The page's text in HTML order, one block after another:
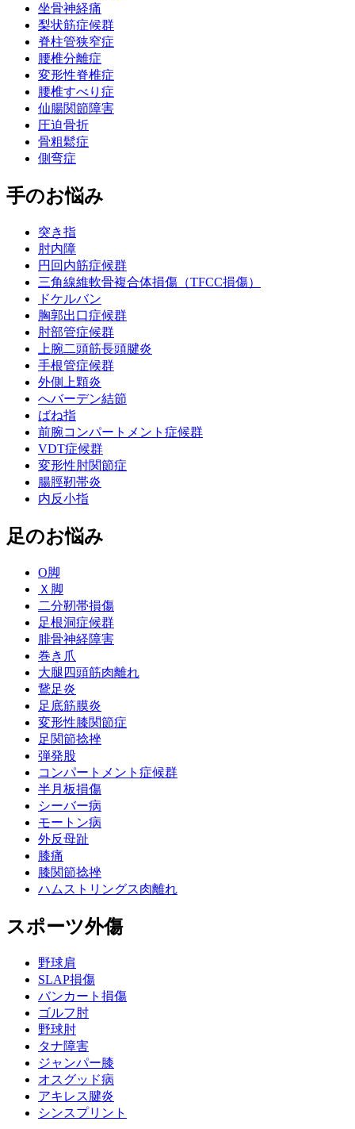
坐骨神経痛
梨状筋症候群
脊柱管狭窄症
腰椎分離症
変形性脊椎症
腰椎すべり症
仙腸関節障害
圧迫骨折
骨粗鬆症
側弯症
手のお悩み
突き指
肘内障
円回内筋症候群
三角線維軟骨複合体損傷（TFCC損傷）
ドケルバン
胸郭出口症候群
肘部管症候群
上腕二頭筋長頭腱炎
手根管症候群
外側上顆炎
へバーデン結節
ばね指
前腕コンパートメント症候群
VDT症候群
変形性肘関節症
腸脛靭帯炎
内反小指
足のお悩み
О脚
Ｘ脚
二分靭帯損傷
足根洞症候群
腓骨神経障害
巻き爪
大腿四頭筋肉離れ
鵞足炎
足底筋膜炎
変形性膝関節症
足関節捻挫
弾発股
コンパートメント症候群
半月板損傷
シーバー病
モートン病
外反母趾
膝痛
膝関節捻挫
ハムストリングス肉離れ
スポーツ外傷
野球肩
SLAP損傷
バンカート損傷
ゴルフ肘
野球肘
タナ障害
ジャンパー膝
オスグッド病
アキレス腱炎
シンスプリント